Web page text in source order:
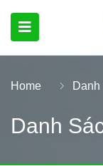
Home
Danh